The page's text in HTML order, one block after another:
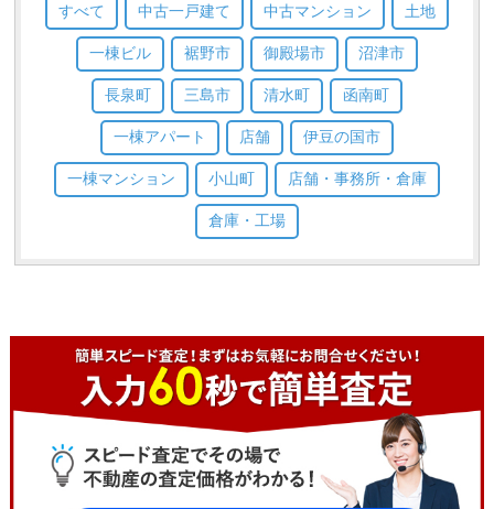
すべて 中古一戸建て 中古マンション 土地
一棟ビル 裾野市 御殿場市 沼津市
長泉町 三島市 清水町 函南町
一棟アパート 店舗 伊豆の国市
一棟マンション 小山町 店舗・事務所・倉庫
倉庫・工場